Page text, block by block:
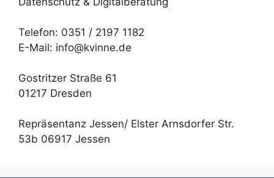
Telefon: 0351 / 2197 1182
E-Mail: info@kvinne.de
Gostritzer Straße 61
01217 Dresden
Repräsentanz Jessen/ Elster Arnsdorfer Str.
53b 06917 Jessen